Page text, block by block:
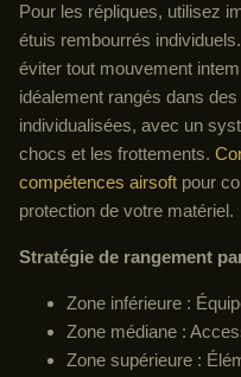
Pour les répliques, utilisez
étuis rembourrés
éviter tout mouvement
idéalement rangés dans
individualisées, avec un
chocs et les frottements.
compétences airsoft pour
protection de votre matériel.
Stratégie de rangement
Zone inférieure :
Zone médiane :
Zone supérieure :